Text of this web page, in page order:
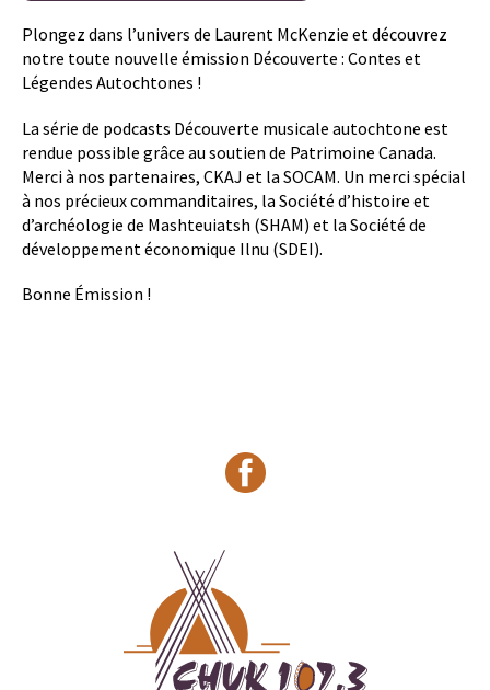
Plongez dans l’univers de Laurent McKenzie et découvrez
notre toute nouvelle émission Découverte : Contes et
Légendes Autochtones !
La série de podcasts Découverte musicale autochtone est
rendue possible grâce au soutien de Patrimoine Canada.
Merci à nos partenaires, CKAJ et la SOCAM. Un merci spécial
à nos précieux commanditaires, la Société d’histoire et
d’archéologie de Mashteuiatsh (SHAM) et la Société de
développement économique Ilnu (SDEI).
Bonne Émission !